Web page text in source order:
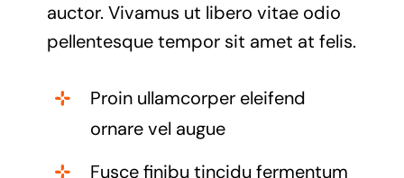
auctor. Vivamus ut libero vitae odio
pellentesque tempor sit amet at felis.
Proin ullamcorper eleifend
ornare vel augue
Fusce finibu tincidu fermentum